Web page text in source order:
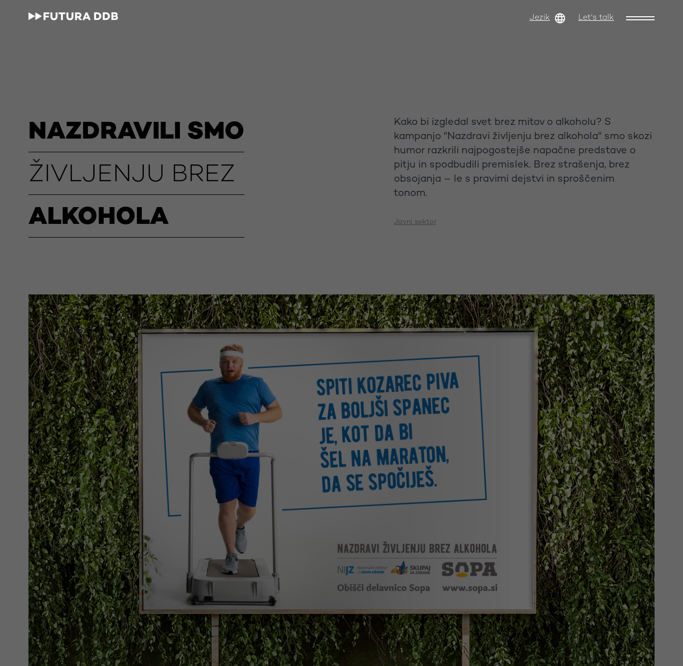
Jezik Let's talk
NAZDRAVILI SMO
ŽIVLJENJU BREZ
ALKOHOLA
Kako bi izgledal svet brez mitov o alkoholu? S
kampanjo "Nazdravi življenju brez alkohola" smo skozi
humor razkrili najpogostejše napačne predstave o
pitju in spodbudili premislek. Brez strašenja, brez
obsojanja – le s pravimi dejstvi in sproščenim
tonom.
Javni sektor